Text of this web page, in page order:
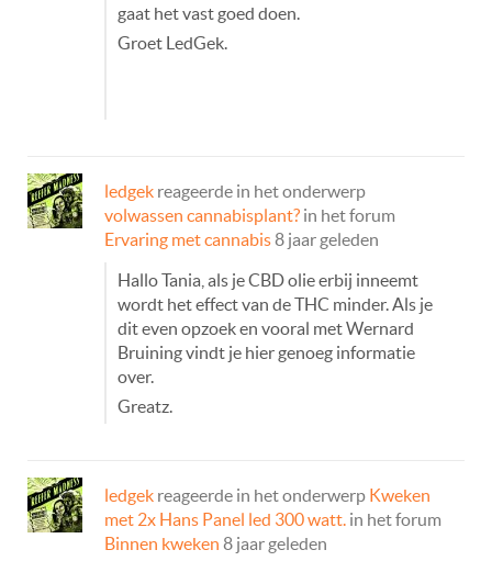
gaat het vast goed doen.
Groet LedGek.
ledgek reageerde in het onderwerp
volwassen cannabisplant? in het forum
Ervaring met cannabis8 jaar geleden
Hallo Tania, als je CBD olie erbij inneemt
wordt het effect van de THC minder. Als je
dit even opzoek en vooral met Wernard
Bruining vindt je hier genoeg informatie
over.
Greatz.
ledgek reageerde in het onderwerp Kweken
met 2x Hans Panel led 300 watt. in het forum
Binnen kweken 8 jaar geleden